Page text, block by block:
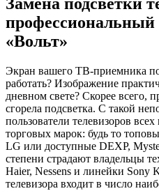
профессиональный
«Вольт»
Экран вашего ТВ-приемника
работать? Изображение
дневном свете? Скорее всего,
сгорела подсветка. С такой
пользователи телевизоров
торговых марок: будь то
LG или доступные DEXP,
степени страдают владельцы
Haier, Nessens и линейки Sony
телевизора входит в число